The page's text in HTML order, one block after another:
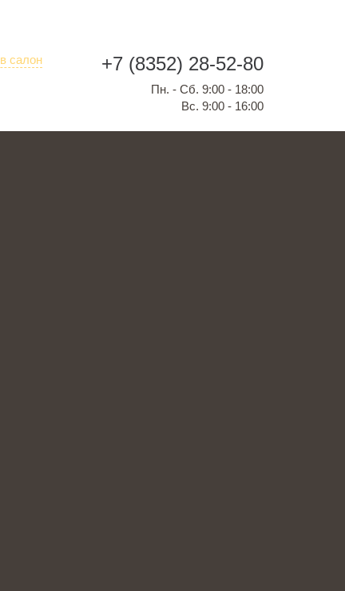
салон
+7 (8352) 28-52-80
Пн. - Сб. 9:00 - 18:00
Вс. 9:00 - 16:00